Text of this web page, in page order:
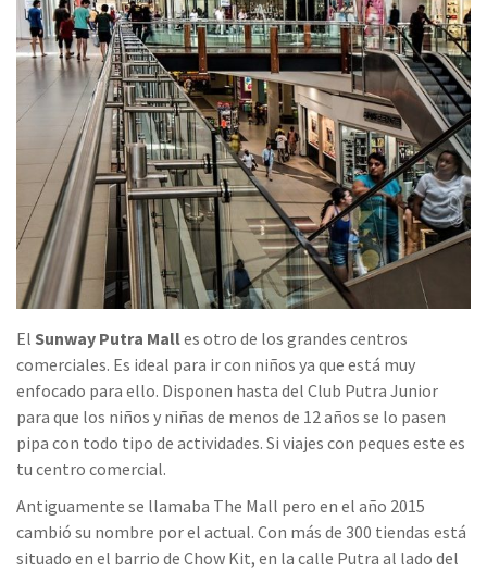
El Sunway Putra Malles otro de los grandes centros
comerciales. Es ideal para ir con niños ya que está muy
enfocado para ello. Disponen hasta del Club Putra Junior
para que los niños y niñas de menos de 12 años se lo pasen
pipa con todo tipo de actividades. Si viajes con peques este es
tu centro comercial.
Antiguamente se llamaba The Mall pero en el año 2015
cambió su nombre por el actual. Con más de 300 tiendas está
situado en el barrio de Chow Kit, en la calle Putra al lado del